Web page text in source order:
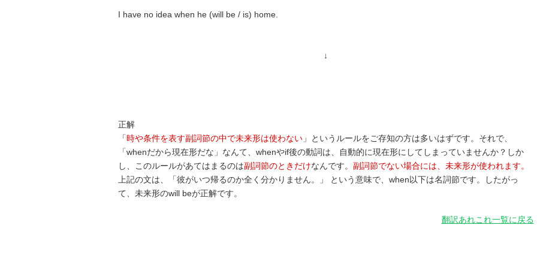
I have no idea when he (will be / is) home.
↓
正解
「時や条件を表す副詞節の中で未来形は使わない 」というルールをご存知の方は多いはずです。それで、
「whenだから現在形だな」なんて、whenやif後の動詞は、自動的に現在形にしてしまっていませんか？しか
し、このルールがあてはまるのは副詞節のときだけなんです。 副詞節でない場合には、未来形が使われます。
上記の文は、「彼がいつ帰るのか全く分かりません。」 という意味で、when以下は名詞節です。したがっ
て、未来形のwill beが正解です。
翻訳あれこれ一覧に戻る